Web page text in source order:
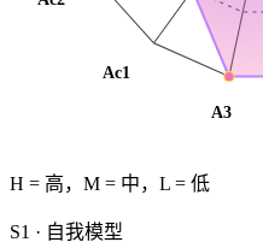
A3
Ac1
H = 高，M = 中，L = 低
S1 · 自我模型